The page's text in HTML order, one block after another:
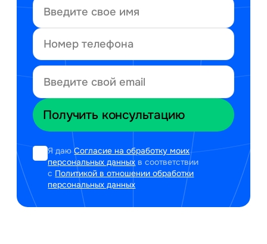
Я даюСогласие на обработку моих
персональных данных в соответствии
с Политикой в отношении обработки
персональных данных